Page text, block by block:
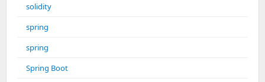
solidity
spring
spring
Spring Boot